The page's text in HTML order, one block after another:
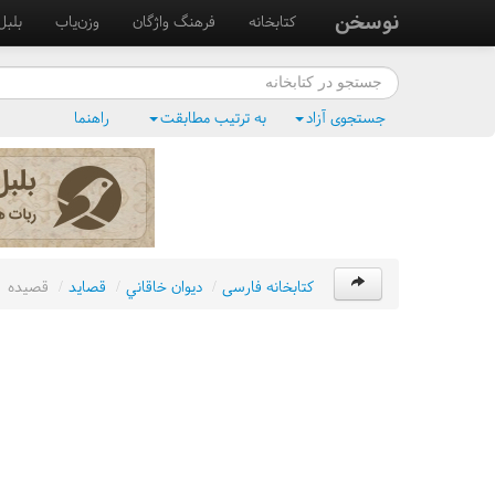
نوسخن کتابخانه فرهنگ واژگان وزن‌یاب
جستجوی آزاد به ترتیب مطابقت راهنما
کتابخانه فارسی / ديوان خاقاني / قصايد / قصيده